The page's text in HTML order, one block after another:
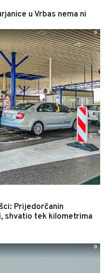
u Vrbas nema ni
Prijedorčanin
shvatio tek kilometrima
0
0